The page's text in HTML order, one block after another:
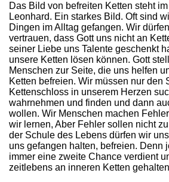
Das Bild von befreiten Ketten steht
Leonhard. Ein starkes Bild. Oft sind
Dingen im Alltag gefangen. Wir
vertrauen, dass Gott uns nicht an
seiner Liebe uns Talente geschenkt
unsere Ketten lösen können. Gott
Menschen zur Seite, die uns helfen
Ketten befreien. Wir müssen nur den
Kettenschloss in unserem Herzen
wahrnehmen und finden und dann
wollen. Wir Menschen machen
wir lernen, Aber Fehler sollen nicht
der Schule des Lebens dürfen wir
uns gefangen halten, befreien. Denn
immer eine zweite Chance verdient
zeitlebens an inneren Ketten